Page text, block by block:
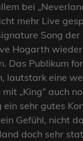
bei
mehr Live
Song
Hogarth
Das Publikum
lautstark eine
„King“ auch
ein sehr gutes
Gefühl, nicht
doch sehr